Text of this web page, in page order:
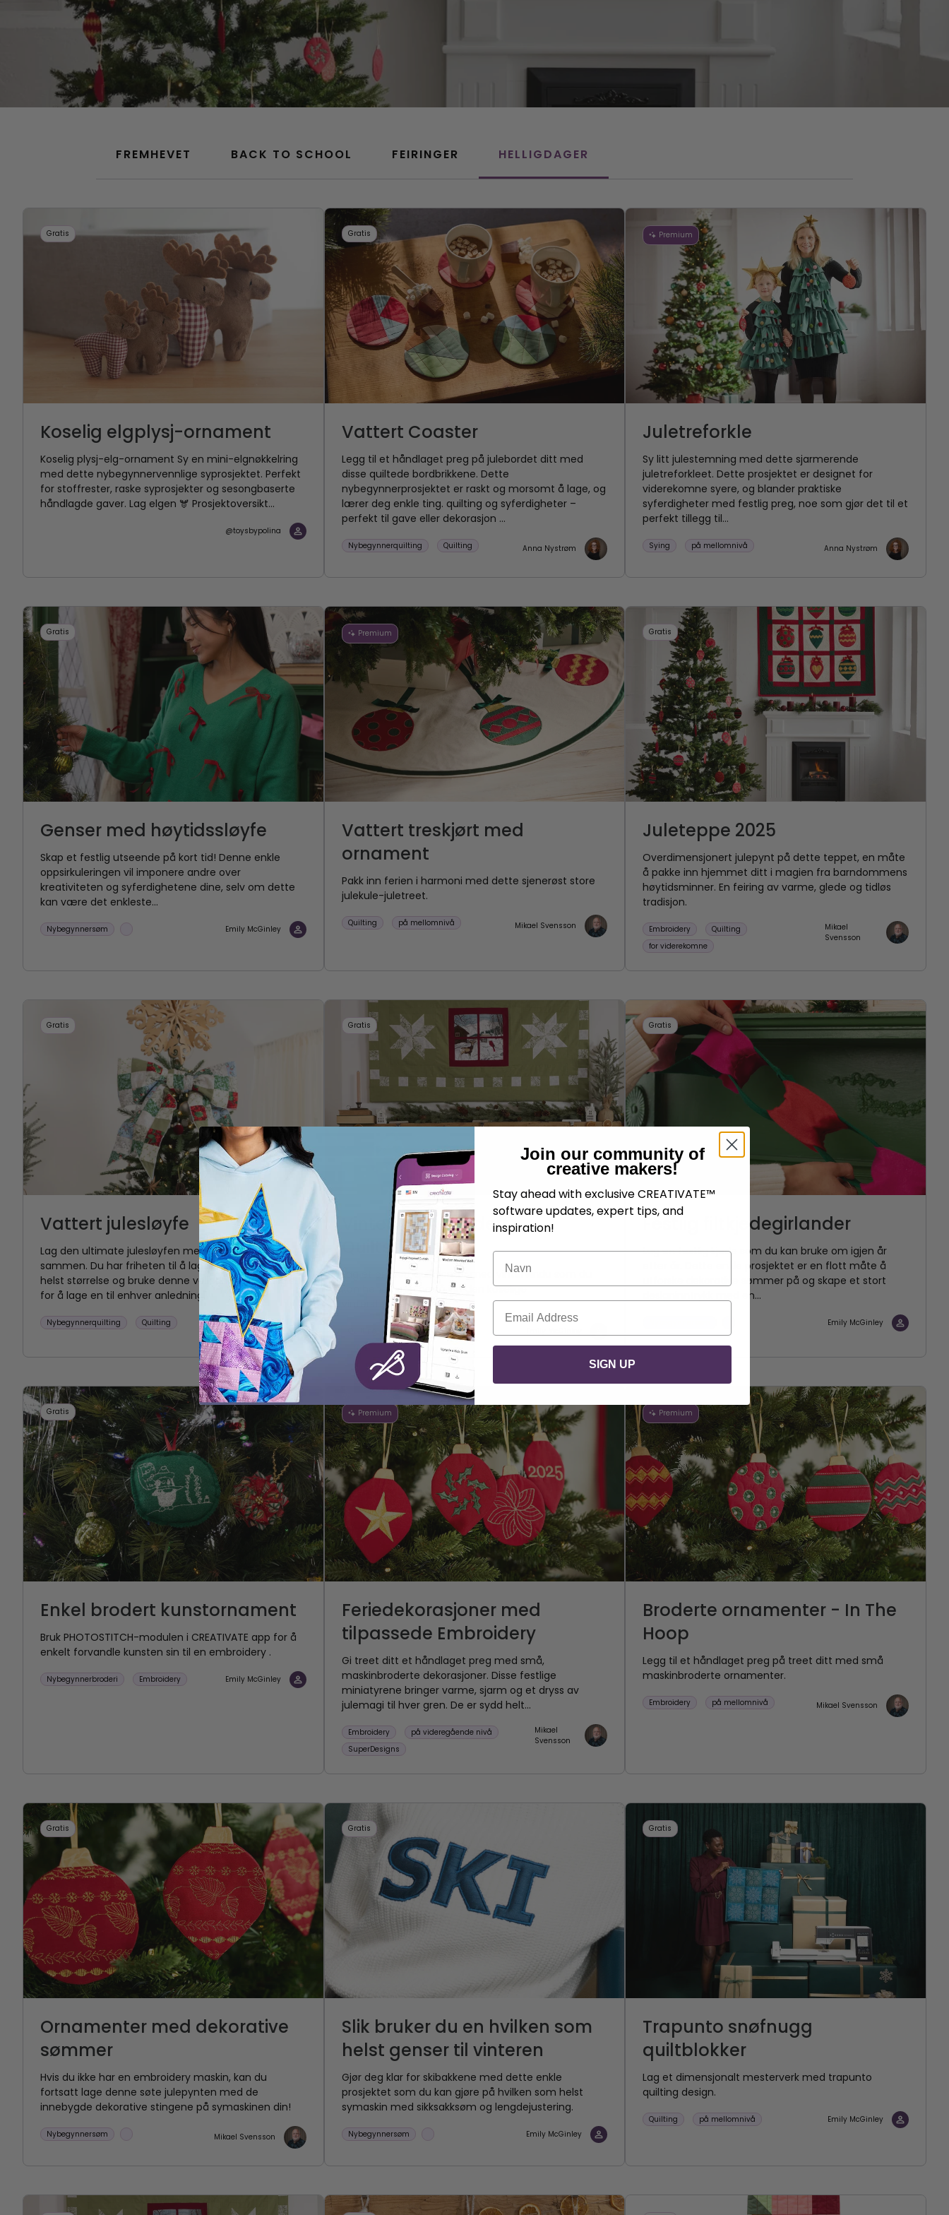
FREMHEVET BACK TO SCHOOL FEIRINGER HELLIGDAGER
Gratis
Koselig elgplysj-ornament
Koselig plysj-elg-ornament Sy en mini-elgnøkkelring
med dette nybegynnervennlige syprosjektet. Perfekt
for stoffrester, raske syprosjekter og sesongbaserte
håndlagde gaver. Lag elgen 🫎 Prosjektoversikt...
@toysbypolina
Gratis
Vattert Coaster
Legg til et håndlaget preg på julebordet ditt med
disse quiltede bordbrikkene. Dette
nybegynnerprosjektet er raskt og morsomt å lage, og
lærer deg enkle ting. quilting og syferdigheter –
perfekt til gave eller dekorasjon ...
Nybegynnerquilting Quilting Anna Nystrøm
Premium
Juletreforkle
Sy litt julestemning med dette sjarmerende
juletreforkleet. Dette prosjektet er designet for
viderekomne syere, og blander praktiske
syferdigheter med festlig preg, noe som gjør det til et
perfekt tillegg til...
Sying på mellomnivå Anna Nystrøm
Gratis
Genser med høytidssløyfe
Skap et festlig utseende på kort tid! Denne enkle
oppsirkuleringen vil imponere andre over
kreativiteten og syferdighetene dine, selv om dette
kan være det enkleste...
Nybegynnersøm Emily McGinley
Premium
Vattert treskjørt med
ornament
Pakk inn ferien i harmoni med dette sjenerøst store
julekule-juletreet.
Quilting på mellomnivå Mikael Svensson
Gratis
Juleteppe 2025
Overdimensjonert julepynt på dette teppet, en måte
å pakke inn hjemmet ditt i magien fra barndommens
høytidsminner. En feiring av varme, glede og tidløs
tradisjon.
Embroidery
Quilting
for viderekomne
Mikael
Svensson
Gratis
Vattert julesløyfe
Lag den ultimate julesløyfen med quilting én
sammen. Du har friheten til å lage den i hvilken som
helst størrelse og bruke denne veiledningen om igjen
for å lage en til enhver anledning.
Nybegynnerquilting Quilting Emily McGinley
Gratis
Vintervindu Brodert
Quiltsenter
Lag et brodert quiltsenter med vintervindu som du
kan henge opp og få inn den koselige
vinterstemningen!
på mellomnivå
Gratis
Festlig filtkjedegirlander
Lag en festlig kjede som du kan bruke om igjen år
etter år. Dette enkle prosjektet er en flott måte å
utforske dekorative sømmer på og skape et stort
designinntrykk med en...
Emily McGinley
Gratis
Enkel brodert kunstornament
Bruk PHOTOSTITCH-modulen i CREATIVATE app for å
enkelt forvandle kunsten sin til en embroidery .
Nybegynnerbroderi Embroidery Emily McGinley
Premium
Feriedekorasjoner med
tilpassede Embroidery
Gi treet ditt et håndlaget preg med små,
maskinbroderte dekorasjoner. Disse festlige
miniatyrene bringer varme, sjarm og et dryss av
julemagi til hver gren. De er sydd helt...
Embroidery
på videregående nivå
SuperDesigns
Mikael
Svensson
Premium
Broderte ornamenter - In The
Hoop
Legg til et håndlaget preg på treet ditt med små
maskinbroderte ornamenter.
Embroidery på mellomnivå Mikael Svensson
Gratis
Ornamenter med dekorative
sømmer
Hvis du ikke har en embroidery maskin, kan du
fortsatt lage denne søte julepynten med de
innebygde dekorative stingene på symaskinen din!
Nybegynnersøm Mikael Svensson
Gratis
Slik bruker du en hvilken som
helst genser til vinteren
Gjør deg klar for skibakkene med dette enkle
prosjektet som du kan gjøre på hvilken som helst
symaskin med sikksakksøm og lengdejustering.
Nybegynnersøm Emily McGinley
Gratis
Trapunto snøfnugg
quiltblokker
Lag et dimensjonalt mesterverk med trapunto
quilting design.
Quilting på mellomnivå Emily McGinley
Join our community of
creative makers!
Stay ahead with exclusive CREATIVATE™
software updates, expert tips, and
inspiration!
Navn
E-post
SIGN UP